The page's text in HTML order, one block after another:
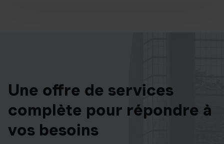
Une offre de services
complète pour répondre à
vos besoins